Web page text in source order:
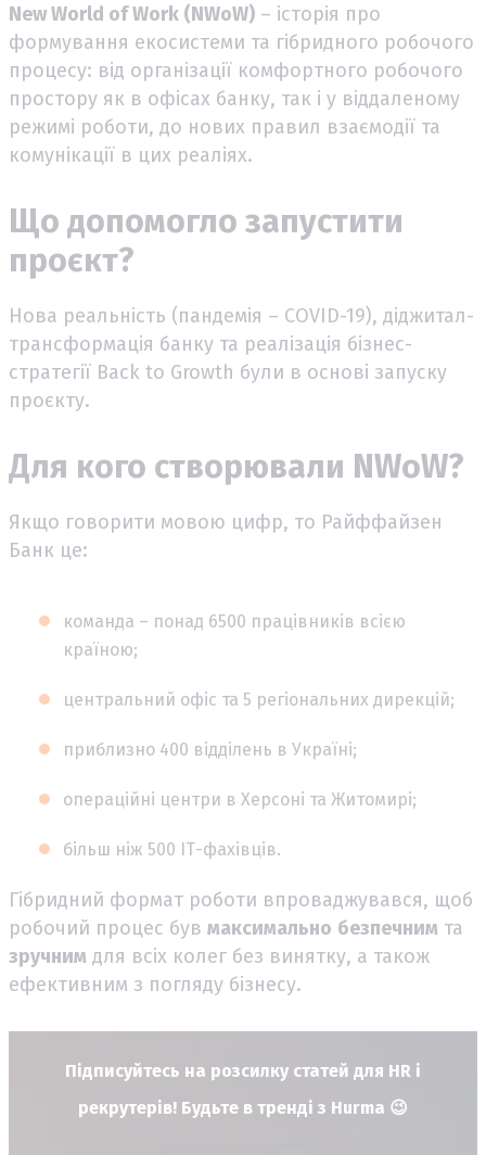
New World of Work (NWoW) – історія про
формування екосистеми та гібридного робочого
процесу: від організації комфортного робочого
простору як в офісах банку, так і у віддаленому
режимі роботи, до нових правил взаємодії та
комунікації в цих реаліях.
Що допомогло запустити
проєкт?
Нова реальність (пандемія – COVID-19), діджитал-
трансформація банку та реалізація бізнес-
стратегії Back to Growth були в основі запуску
проєкту.
Для кого створювали NWoW?
Якщо говорити мовою цифр, то Райффайзен
Банк це:
команда – понад 6500 працівників всією
країною;
центральний офіс та 5 регіональних дирекцій;
приблизно 400 відділень в Україні;
операційні центри в Херсоні та Житомирі;
більш ніж 500 ІТ-фахівців.
Гібридний формат роботи впроваджувався, щоб
робочий процес був максимально безпечним та
зручним для всіх колег без винятку, а також
ефективним з погляду бізнесу.
Підписуйтесь на розсилку статей для HR і
рекрутерів! Будьте в тренді з Hurma 😉